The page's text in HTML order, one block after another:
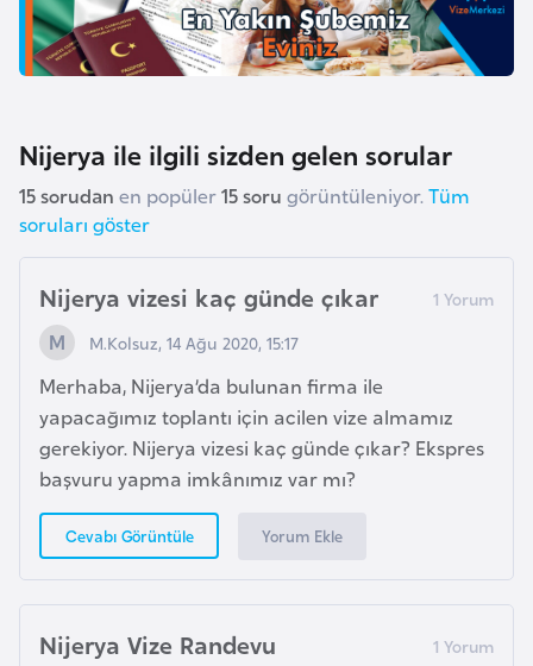
Nijerya ile ilgili sizden gelen sorular
15 sorudan en popüler15 soru görüntüleniyor. Tüm
soruları göster
Nijerya vizesi kaç günde çıkar
M.Kolsuz, 14 Ağu 2020, 15:17
Merhaba, Nijerya’da bulunan firma ile
yapacağımız toplantı için acilen vize almamız
gerekiyor. Nijerya vizesi kaç günde çıkar? Ekspres
başvuru yapma imkânımız var mı?
Cevabı Görüntüle Yorum Ekle
Nijerya Vize Randevu
a
r
k
D
e
m
k
r
a
t
i
k
K
o
n
g
o